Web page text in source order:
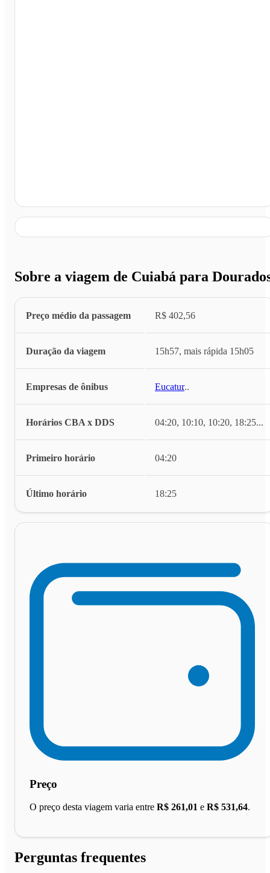
Sobre a viagem de Cuiabá para
Preço médio da passagem R$ 402,56
Duração da viagem 15h57, mais rápida 15h05
Empresas de ônibus Eucatur...
Horários CBA x DDS 04:20, 10:10, 10:20, 18:25...
Primeiro horário 04:20
Último horário 18:25
Preço
O preço desta viagem varia entre R$ 261,01 e R$ 531,64.
Perguntas frequentes